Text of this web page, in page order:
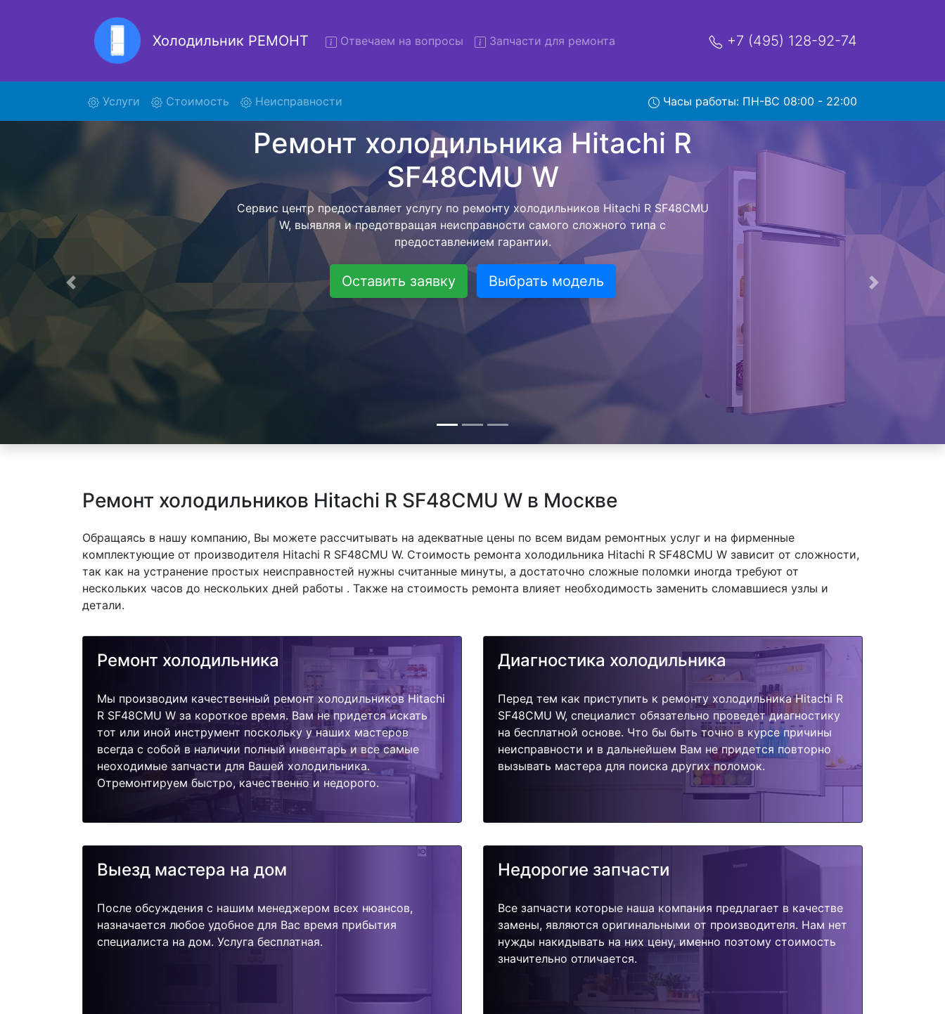
Холодильник РЕМОНТ Отвечаем на вопросы Запчасти для ремонта +7 (495) 128-92-74
Услуги (current)Стоимость Неисправности Часы работы: ПН-ВС 08:00 - 22:00
Ремонт холодильников с вывозом - чтобы клиент не тратил свое время и деньги на
поиски курьерской службы, наш мастер сам заберет холодильник Hitachi R
SF48CMU W и отвезет в сервисный центр. Ремонт холодильника Hitachi R SF48CMU
W осуществляется внутри сервисного центра, тем самым Вам не предстоит
ожидать мастера как закончит с ремонтом. Перед тем как холодильная техника
сдается, согласовывается конечная стоимость работ и в дальнейшем фиксируется.
Перечень бесплатных услуг от компании - Доставка холодильников , выезд
специалиста, консультирование и диагностика.
Оставить заявку Выбрать модель
Предыдущая Следующая
Ремонт холодильников Hitachi R SF48CMU W в Москве
Обращаясь в нашу компанию, Вы можете рассчитывать на адекватные цены по всем видам ремонтных услуг и на фирменные
комплектующие от производителя Hitachi R SF48CMU W. Стоимость ремонта холодильника Hitachi R SF48CMU W зависит от сложности,
так как на устранение простых неисправностей нужны считанные минуты, а достаточно сложные поломки иногда требуют от
нескольких часов до нескольких дней работы . Также на стоимость ремонта влияет необходимость заменить сломавшиеся узлы и
детали.
Ремонт холодильника
Мы производим качественный ремонт холодильников Hitachi
R SF48CMU W за короткое время. Вам не придется искать
тот или иной инструмент поскольку у наших мастеров
всегда с собой в наличии полный инвентарь и все самые
неоходимые запчасти для Вашей холодильника.
Отремонтируем быстро, качественно и недорого.
Диагностика холодильника
Перед тем как приступить к ремонту холодильника Hitachi R
SF48CMU W, специалист обязательно проведет диагностику
на бесплатной основе. Что бы быть точно в курсе причины
неисправности и в дальнейшем Вам не придется повторно
вызывать мастера для поиска других поломок.
Выезд мастера на дом
После обсуждения с нашим менеджером всех нюансов,
назначается любое удобное для Вас время прибытия
специалиста на дом. Услуга бесплатная.
Недорогие запчасти
Все запчасти которые наша компания предлагает в качестве
замены, являются оригинальными от производителя. Нам нет
нужды накидывать на них цену, именно поэтому стоимость
значительно отличается.